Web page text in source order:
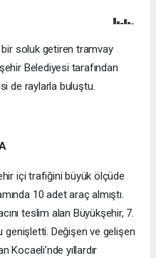
bir soluk getiren tramvay
Belediyesi tarafından
de raylarla buluştu.
içi trafiğini büyük ölçüde
10 adet araç almıştı.
teslim alan Büyükşehir, 7.
genişletti. Değişen ve gelişen
Kocaeli’nde yıllardır